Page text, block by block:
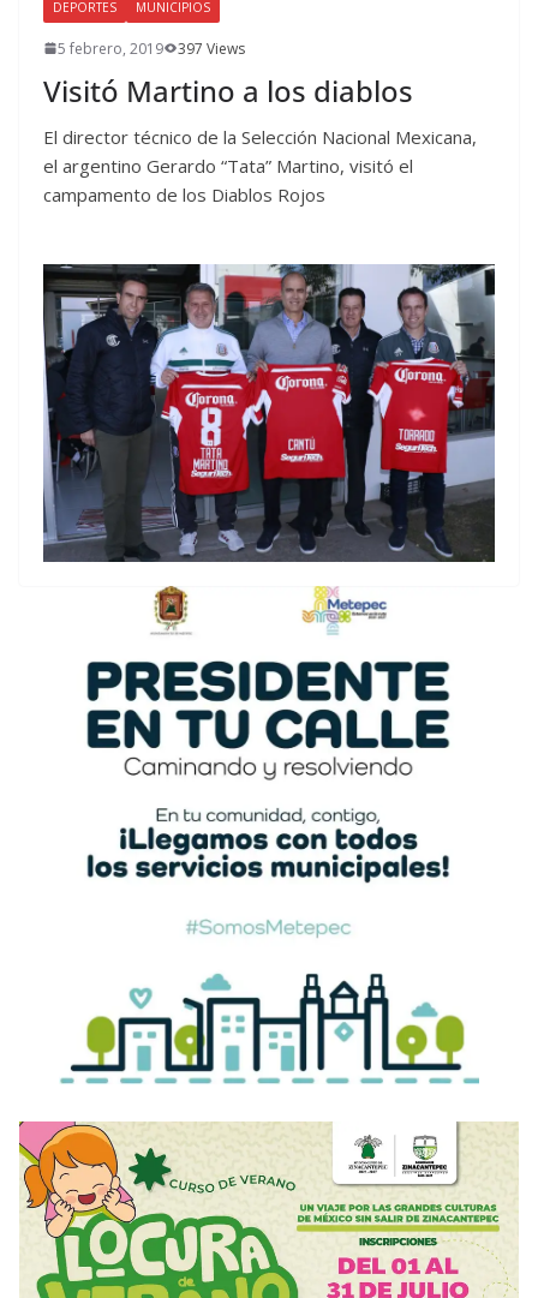
DEPORTES MUNICIPIOS
5 febrero, 2019 397 Views
Visitó Martino a los diablos
El director técnico de la Selección Nacional Mexicana,
el argentino Gerardo “Tata” Martino, visitó el
campamento de los Diablos Rojos